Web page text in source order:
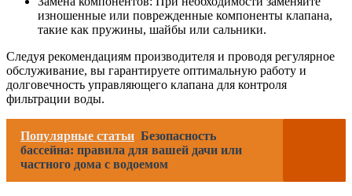
изношенные или поврежденные компоненты клапана,
такие как пружины, шайбы или сальники.
Следуя рекомендациям производителя и проводя регулярное
обслуживание, вы гарантируете оптимальную работу и
долговечность управляющего клапана для контроля
фильтрации воды.
Популярные статьи Безопасность
бассейна: правила для вашей дачи или
частного дома с водоемом